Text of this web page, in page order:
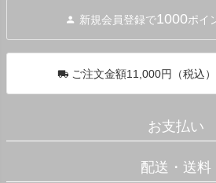
新規会員登録で1000ポイ
ご注文金額11,000円（税込
お支払い
配送・送料